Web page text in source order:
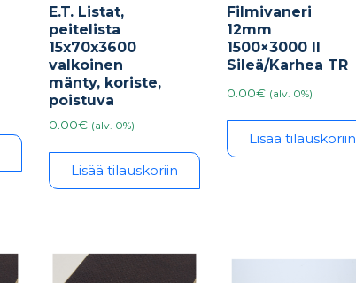
E.T. Listat,
peitelista
15x70x3600
valkoinen
mänty, koriste,
poistuva
0.00€ (alv. 0%)
Lisää tilauskoriin
Filmivaneri
12mm
1500×3000 II
Sileä/Karhea TR
0.00€ (alv. 0%)
Lisää tilauskoriin